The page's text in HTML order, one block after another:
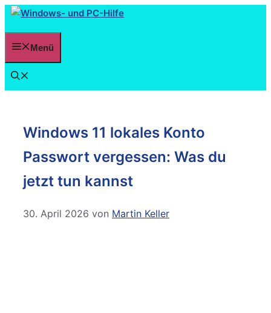
Menü
Windows 11 lokales Konto
Passwort vergessen: Was du
jetzt tun kannst
30. April 2026 von Martin Keller